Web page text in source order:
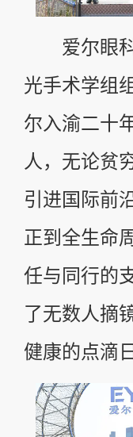
爱尔眼科
光手术学组
尔入渝二十
人，无论贫
引进国际前
正到全生命
任与同行的
了无数人摘
健康的点滴